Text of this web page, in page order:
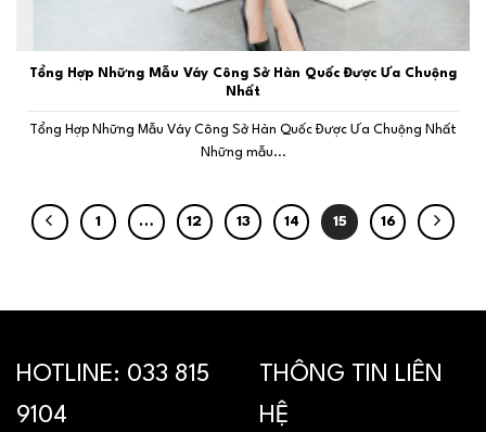
Tổng Hợp Những Mẫu Váy Công Sở Hàn Quốc Được Ưa Chuộng
Nhất
Tổng Hợp Những Mẫu Váy Công Sở Hàn Quốc Được Ưa Chuộng Nhất
Những mẫu...
1 … 12 13 14 15 16
HOTLINE: 033 815
9104
THÔNG TIN LIÊN
HỆ